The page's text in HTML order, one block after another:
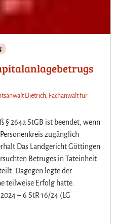
Dietrich, Fachanwalt für
§ 264a StGB ist beendet, wenn
zugänglich
Das Landgericht Göttingen
Betruges in Tateinheit
Dagegen legte der
teilweise Erfolg hatte.
– 6 StR 16/24 (LG